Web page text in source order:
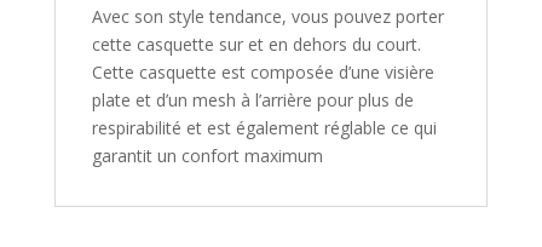
Avec son style tendance, vous pouvez porter
cette casquette sur et en dehors du court.
Cette casquette est composée d’une visière
plate et d’un mesh à l’arrière pour plus de
respirabilité et est également réglable ce qui
garantit un confort maximum